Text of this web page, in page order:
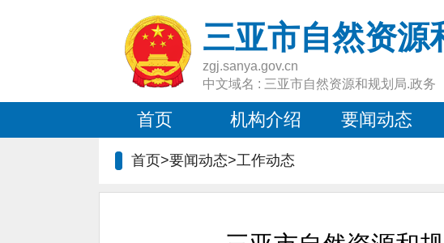
三亚市自然资源
zgj.sanya.gov.cn
中文域名 : 三亚市自然资源和规划局.政务
首页 机构介绍 要闻动态
首页>要闻动态>工作动态